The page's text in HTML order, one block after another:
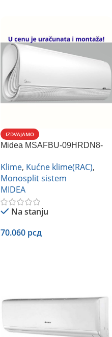
IZDVAJAMO
Midea MSAFBU-09HRDN8-
Klime, Kućne klime(RAC),
Monosplit sistem
MIDEA
Na stanju
70.060 рсд